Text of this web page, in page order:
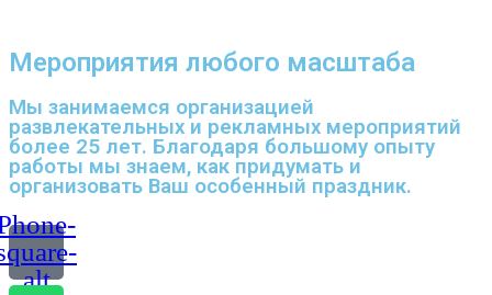
Мероприятия любого масштаба
Мы занимаемся организацией
развлекательных и рекламных мероприятий
более 25 лет. Благодаря большому опыту
работы мы знаем, как придумать и
организовать Ваш особенный праздник.
alt